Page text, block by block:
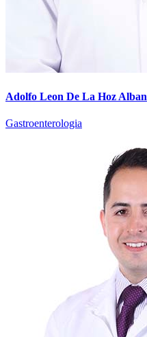
Adolfo Leon De La Hoz Alban
Gastroenterologia